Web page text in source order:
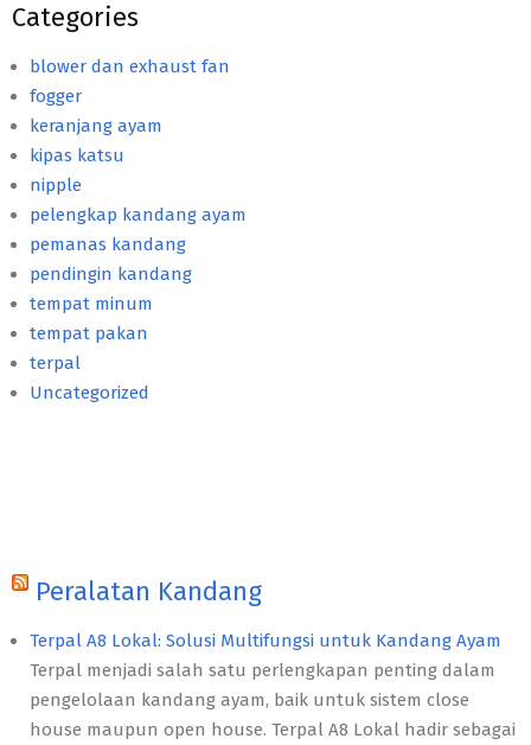
Categories
blower dan exhaust fan
fogger
keranjang ayam
kipas katsu
nipple
pelengkap kandang ayam
pemanas kandang
pendingin kandang
tempat minum
tempat pakan
terpal
Uncategorized
Peralatan Kandang
Terpal A8 Lokal: Solusi Multifungsi untuk Kandang Ayam
Terpal menjadi salah satu perlengkapan penting dalam
pengelolaan kandang ayam, baik untuk sistem close
house maupun open house. Terpal A8 Lokal hadir sebagai